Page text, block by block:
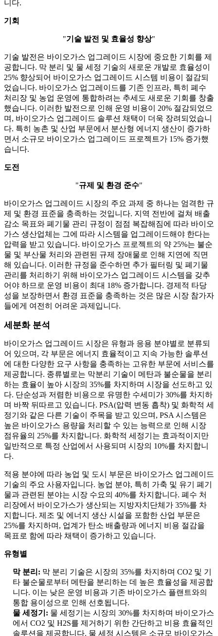
니다.
기회
"기술 발전 및 효율성 향상"
기술 발전은 바이오가스 업그레이드 시장에 중요한 기회를 제
공합니다. 막 분리 및 물 세정 기술의 새로운 개발로 효율성이
25% 향상되어 바이오가스 업그레이드 시스템 비용이 절감되
었습니다. 바이오가스 업그레이드를 기존 인프라, 특히 폐수
처리장 및 농업 운영에 통합하려는 추세도 새로운 기회를 창출
했습니다. 이러한 발전으로 인해 운영 비용이 20% 절감되었으
며, 바이오가스 업그레이드 솔루션 채택이 더욱 장려되었습니
다. 특히 농촌 및 산업 부문에서 분산형 에너지 생산이 증가하
면서 소규모 바이오가스 업그레이드 프로젝트가 15% 증가했
습니다.
도전
"규제 및 환경 준수"
바이오가스 업그레이드 시장의 주요 과제 중 하나는 엄격한 규
제 및 환경 표준을 충족하는 것입니다. 지역 전반에 걸쳐 배출
감소 목표와 폐기물 관리 규정이 점점 복잡해짐에 따라 바이오
가스 생산업체는 그에 따라 시스템을 업그레이드해야 한다는
압력을 받고 있습니다. 바이오가스 프로젝트의 약 25%는 불순
물 및 부산물 처리와 관련된 규제 장애물로 인해 지연에 직면
해 있습니다. 이러한 규정을 준수하면 추가 필터링 및 폐기물
관리를 처리하기 위해 바이오가스 업그레이드 시스템을 갖추
어야 하므로 운영 비용이 최대 18% 증가합니다. 경제적 타당
성을 보장하면서 환경 표준을 충족하는 것은 많은 시장 참가자
들에게 여전히 어려운 과제입니다.
세분화 분석
바이오가스 업그레이드 시장은 유형과 응용 분야별로 분류되
어 있으며, 각 부문은 에너지 효율적이고 지속 가능한 솔루션
에 대한 다양한 요구 사항을 충족하는 고유한 부문에 서비스를
제공합니다. 종류별로는 막분리 기술이 메탄과 불순물을 분리
하는 효율이 높아 시장의 35%를 차지하며 시장을 선도하고 있
다. 단순성과 저렴한 비용으로 유명한 수세미가 30%를 차지하
며 바짝 뒤따르고 있습니다. PSA(압력 변동 흡착) 및 화학적 세
정기와 같은 다른 기술이 주목을 받고 있으며, PSA 시스템은
높은 바이오가스 용량을 처리할 수 있는 능력으로 인해 시장
점유율의 25%를 차지합니다. 화학적 세정기는 효과적이지만
일반적으로 특정 산업에서 사용되며 시장의 10%를 차지합니
다.
적용 분야에 따라 농업 및 도시 부문은 바이오가스 업그레이드
기술의 주요 사용자입니다. 농업 분야, 특히 가축 및 유기 폐기
물과 관련된 분야는 시장 수요의 40%를 차지합니다. 폐수 처
리장에서 바이오가스가 생산되는 지방자치단체가 35%를 차
지합니다. 제조 및 에너지 생산 시설을 포함한 산업 부문은
25%를 차지하며, 업계가 탄소 배출량과 에너지 비용 절감을
목표로 함에 따라 채택이 증가하고 있습니다.
유형별
막 분리: 막 분리 기술은 시장의 35%를 차지하며 CO2 및 기
타 불순물로부터 메탄을 분리하는 데 높은 효율성을 제공합
니다. 이는 낮은 운영 비용과 기존 바이오가스 플랜트와의
통합 용이성으로 인해 선호됩니다.
물 세정기: 물 세정기는 시장의 30%를 차지하며 바이오가스
에서 CO2 및 H2S를 제거하기 위한 간단하고 비용 효율적인
솔루션을 제공합니다. 물 세정 시스템은 소규모 바이오가스